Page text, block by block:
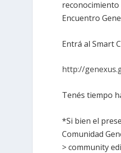
reconocimiento
Encuentro
Entrá al Smart
http://
Tenés tiempo
*Si bien el
Comunidad
> community